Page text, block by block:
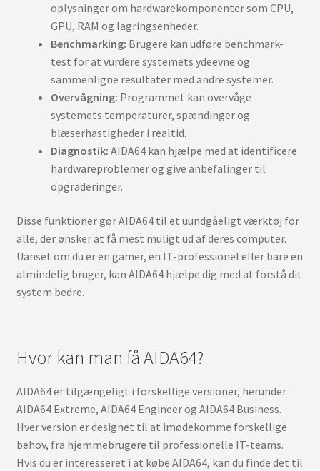
oplysninger om hardwarekomponenter som CPU,
GPU, RAM og lagringsenheder.
Benchmarking: Brugere kan udføre benchmark-
test for at vurdere systemets ydeevne og
sammenligne resultater med andre systemer.
Overvågning: Programmet kan overvåge
systemets temperaturer, spændinger og
blæserhastigheder i realtid.
Diagnostik: AIDA64 kan hjælpe med at identificere
hardwareproblemer og give anbefalinger til
opgraderinger.
Disse funktioner gør AIDA64 til et uundgåeligt værktøj for
alle, der ønsker at få mest muligt ud af deres computer.
Uanset om du er en gamer, en IT-professionel eller bare en
almindelig bruger, kan AIDA64 hjælpe dig med at forstå dit
system bedre.
Hvor kan man få AIDA64?
AIDA64 er tilgængeligt i forskellige versioner, herunder
AIDA64 Extreme, AIDA64 Engineer og AIDA64 Business.
Hver version er designet til at imødekomme forskellige
behov, fra hjemmebrugere til professionelle IT-teams.
Hvis du er interesseret i at købe AIDA64, kan du finde det til